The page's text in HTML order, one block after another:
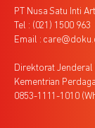
PT Nusa Satu Inti
Tel : (021) 1500 963
Email :
Direktorat Jenderal
Kementrian
0853-1111-1010